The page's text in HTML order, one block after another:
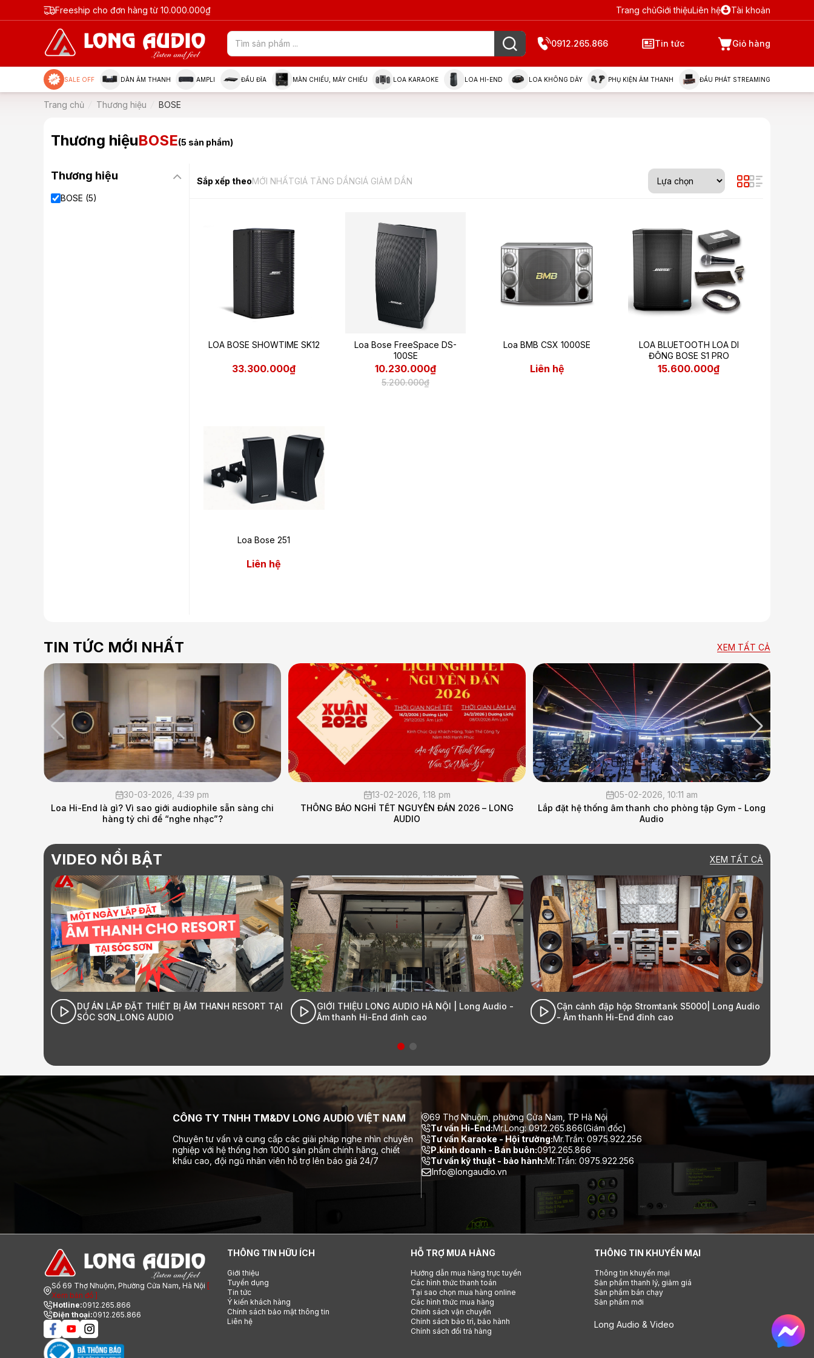
Freeship cho đơn hàng từ 10.000.000₫ Trang chủGiới thiệuLiên hệ Tài khoản
0912.265.866 Tin tức Giỏ hàng
SALE OFF DÀN ÂM THANH AMPLI ĐẦU ĐĨA MÀN CHIẾU, MÁY CHIẾU LOA KARAOKE LOA HI-END LOA KHÔNG DÂY PHỤ KIỆN ÂM THANH ĐẦU PHÁT STREAMING
Trang chủ Thương hiệu BOSE
Thương hiệuBOSE(5 sản phẩm)
Thương hiệu
BOSE (5)
Sắp xếp theoMỚI NHẤTGIÁ TĂNG DẦNGIÁ GIẢM DẦN
LOA BOSE SHOWTIME SK12
33.300.000₫
Loa Bose FreeSpace DS-
100SE
10.230.000₫
5.200.000₫
Loa BMB CSX 1000SE
Liên hệ
LOA BLUETOOTH LOA DI
ĐỘNG BOSE S1 PRO
15.600.000₫
Loa Bose 251
Liên hệ
TIN TỨC MỚI NHẤT XEM TẤT CẢ
sẵn sàng chi
13-02-2026, 1:18 pm
THÔNG BÁO NGHỈ TẾT NGUYÊN ĐÁN 2026 – LONG
AUDIO
05-02-2026, 10:11 am
Lắp đặt hệ thống âm thanh cho phòng tập Gym - Long
29-10-2025, 4:30 pm
Lắp đặt hệ thống âm thanh hội thảo cho Cục 16 - Bộ
Quốc Phòng _Long Audio
VIDEO NỔI BẬT XEM TẤT CẢ
RESORT TẠI
GIỚI THIỆU LONG AUDIO HÀ NỘI | Long Audio -
Âm thanh Hi-End đỉnh cao
Cận cảnh đập hộp Stromtank S5000| Long Audio
- Âm thanh Hi-End đỉnh cao
Lắp đặt bộ HK Audio tại nhà khách hàng
Ecopark| Long Audio - Âm thanh Hi-End đỉnh cao
CÔNG TY TNHH TM&DV LONG AUDIO VIỆT NAM
Chuyên tư vấn và cung cấp các giải pháp nghe nhìn chuyên
nghiệp với hệ thống hơn 1000 sản phẩm chính hãng, chiết
khấu cao, đội ngũ nhân viên hỗ trợ lên báo giá 24/7
69 Thợ Nhuộm, phường Cửa Nam, TP Hà Nội
Tư vấn Hi-End:Mr.Long: 0912.265.866(Giám đốc)
Tư vấn Karaoke - Hội trường:Mr.Trần: 0975.922.256
P.kinh doanh - Bán buôn:0912.265.866
Tư vấn kỹ thuật - bảo hành:Mr.Trần: 0975.922.256
Info@longaudio.vn
Số 69 Thợ Nhuộm, Phường Cửa Nam, Hà Nội [
Xem bản đồ ]
Hotline:0912.265.866
Điện thoại:0912.265.866
THÔNG TIN HỮU ÍCH
Giới thiệu
Tuyển dụng
Tin tức
Ý kiến khách hàng
Chính sách bảo mật thông tin
Liên hệ
HỖ TRỢ MUA HÀNG
Hướng dẫn mua hàng trực tuyến
Các hình thức thanh toán
Tại sao chọn mua hàng online
Các hình thức mua hàng
Chính sách vận chuyển
Chính sách bảo trì, bảo hành
Chính sách đổi trả hàng
THÔNG TIN KHUYẾN MẠI
Thông tin khuyến mại
Sản phẩm thanh lý, giảm giá
Sản phẩm bán chạy
Sản phẩm mới
Long Audio & Video